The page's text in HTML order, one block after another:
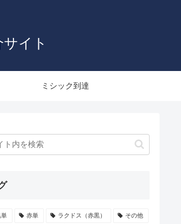
イト
ミシック到達
赤単 ラクドス（赤黒） その他